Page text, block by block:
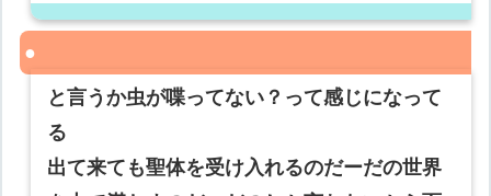
と言うか虫が喋ってない？って感じになって
る
出て来ても聖体を受け入れるのだーだの世界